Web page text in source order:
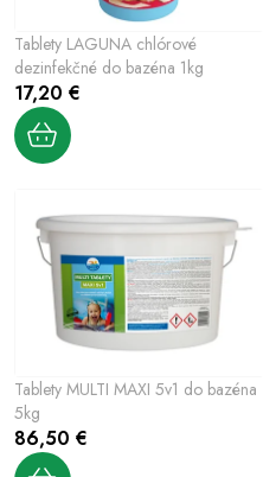
Chovateľské potreby
Nový tovar
Výpredaj
Letná sezóna
Obchodné podmienky
Vrátenie a reklamácia
Kontaktujte
p
r
o
t
o
v
r
o
d
u
Tablety LAGUNA chlórové
dezinfekčné do bazéna 1kg
17,20 €
Tablety MULTI MAXI 5v1 do bazéna
5kg
86,50 €